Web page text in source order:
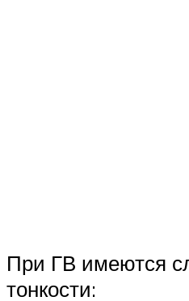
При ГВ имеются
тонкости: